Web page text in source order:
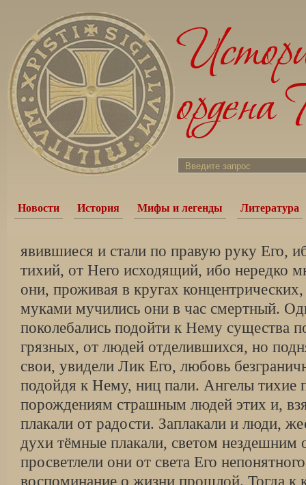
Новости История Мифы и легенды Литература
явившиеся и стали по правую руку Его,
тихий, от Него исходящий, ибо нередко
они, проживая в кругах
муками мучились они в час смертный.
поколебались подойти к Нему существа
грязных, от людей отделившихся, но
свои, увидели Лик Его, любовь
подойдя к Нему, ниц пали. Ангелы
порождениям страшным людей этих и,
плакали от радости. Заплакали и люди,
духи тёмные плакали, светом нездешним
просветлели они от света Его
воспоминание о жизни прошлой. Тогда к